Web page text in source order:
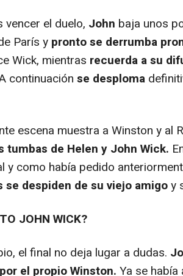
vencer el duelo, John baja unos
París y pronto se derrumba
Wick, mientras recuerda a su
continuación se desploma
escena muestra a Winston y al
tumbas de Helen y John Wick.
y como había pedido
se despiden de su viejo amigoy
JOHN WICK?
el final no deja lugar a dudas.
el propio Winston. Ya se